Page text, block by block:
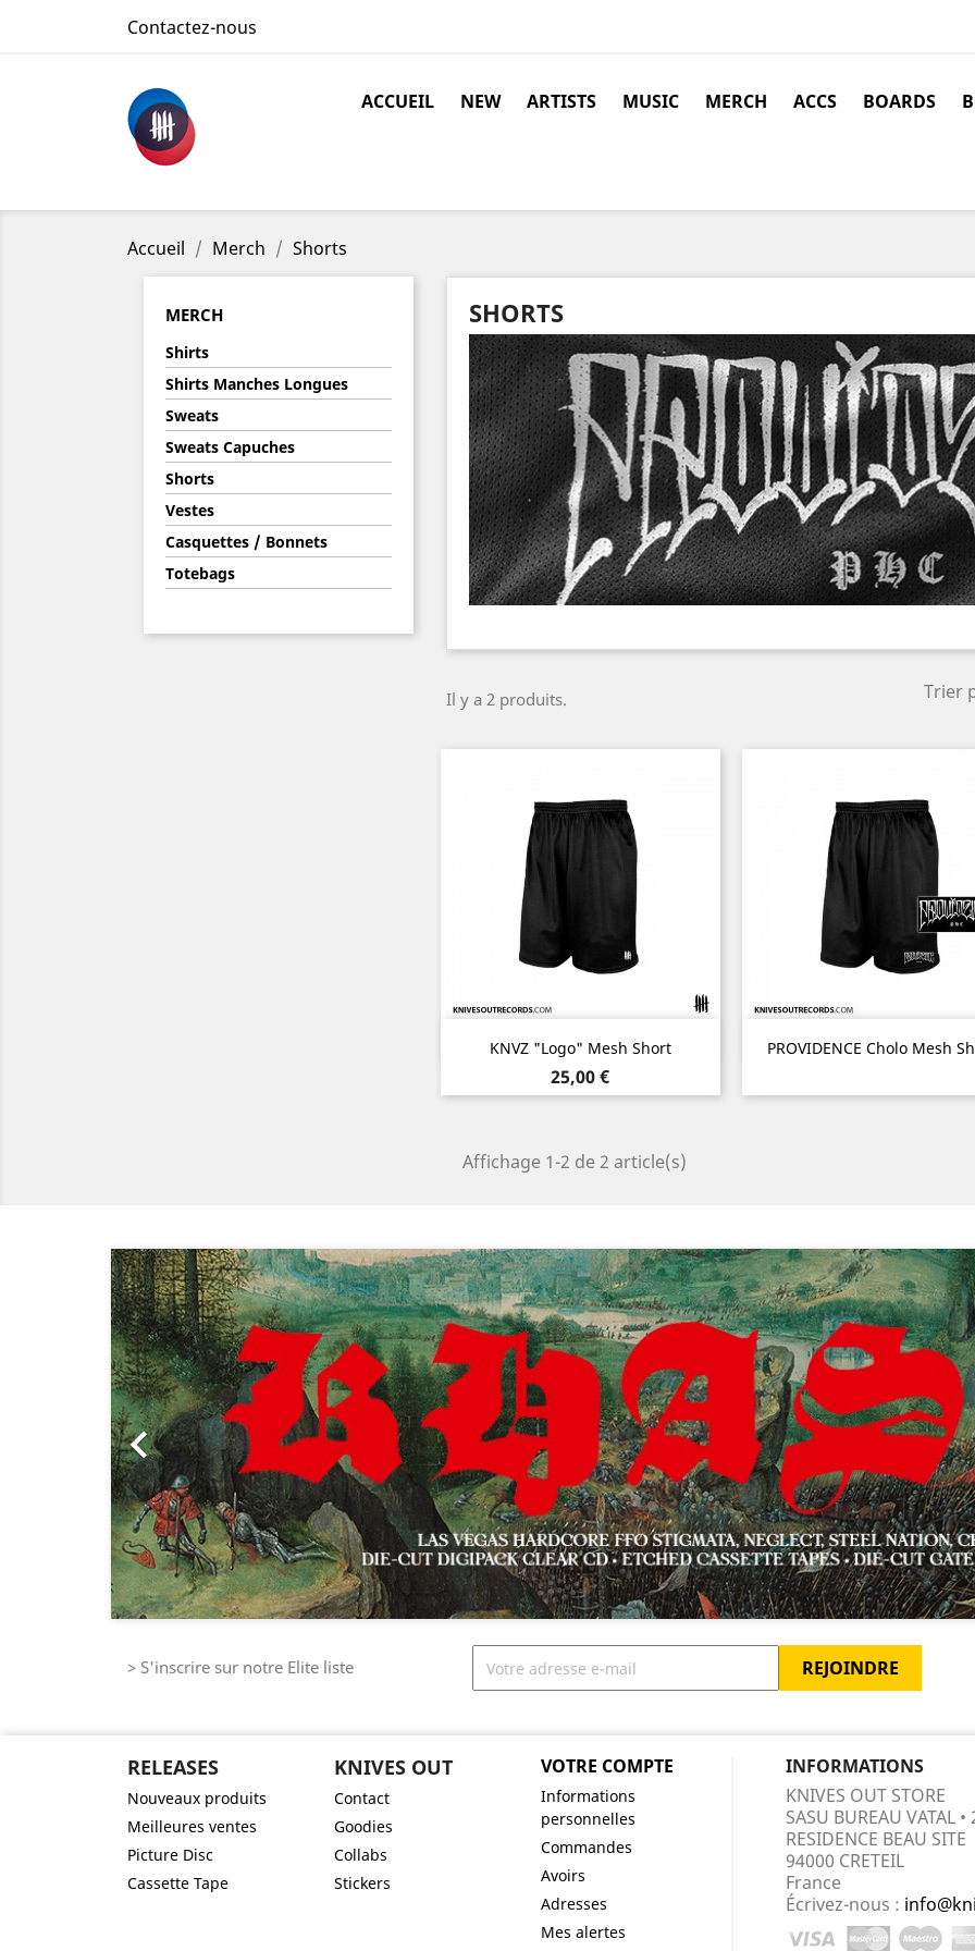
Contactez-nous
ACCUEIL NEW ARTISTS MUSIC MERCH ACCS BOARDS
Accueil Merch Shorts
MERCH
Shirts
Shirts Manches Longues
Sweats
Sweats Capuches
Shorts
Vestes
Casquettes / Bonnets
Totebags
SHORTS
Il y a 2 produits.
Trier
KNVZ "Logo" Mesh Short
Prix
25,00 €
 Aperçu rapide
Noir
PROVIDENCE Cholo Mesh
Aperçu rapide
Affichage 1-2 de 2 article(s)

Précédent
> S'inscrire sur notre Elite liste
RELEASES
Nouveaux produits
Meilleures ventes
Picture Disc
Cassette Tape
KNIVES OUT
Contact
Goodies
Collabs
Stickers
VOTRE COMPTE
Informations
personnelles
Commandes
Avoirs
Adresses
Mes alertes
INFORMATIONS
KNIVES OUT STORE
SASU BUREAU VATAL •
RESIDENCE BEAU SITE
94000 CRETEIL
France
Écrivez-nous :